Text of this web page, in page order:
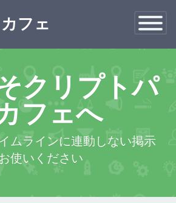
Toggle
カフェ ×
クリプトパ
フェへ
ムラインに連動しない掲示
使いください